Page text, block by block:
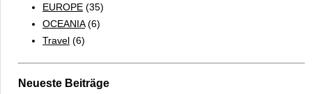
EUROPE (35)
OCEANIA(6)
Travel (6)
Neueste Beiträge